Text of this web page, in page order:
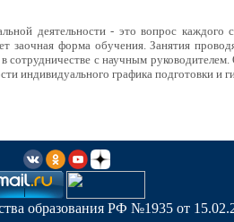
деятельности - это вопрос каждого
заочная форма обучения. Занятия
сотрудничестве с научным
индивидуального графика подготовки и
образования РФ №1935 от